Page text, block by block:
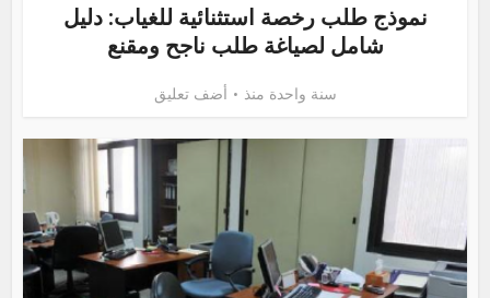
نموذج طلب رخصة استثنائية للغياب: دليل
شامل لصياغة طلب ناجح ومقنع
سنة واحدة منذ أضف تعليق